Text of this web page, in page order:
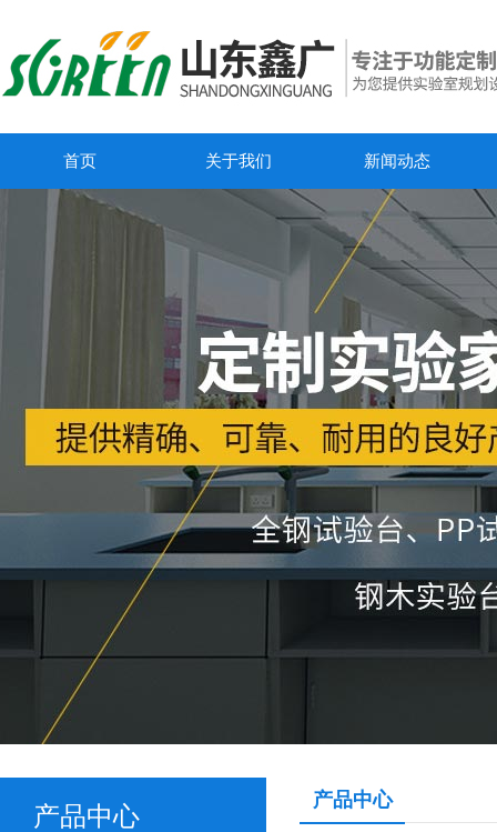
首页 关于我们 新闻动态
产品中心
产品中心